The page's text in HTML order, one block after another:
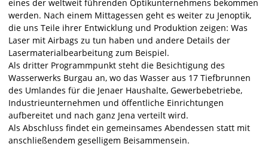
eines der weltweit führenden Optikunternehmens bekommen
werden. Nach einem Mittagessen geht es weiter zu Jenoptik,
die uns Teile ihrer Entwicklung und Produktion zeigen: Was
Laser mit Airbags zu tun haben und andere Details der
Lasermaterialbearbeitung zum Beispiel.
Als dritter Programmpunkt steht die Besichtigung des
Wasserwerks Burgau an, wo das Wasser aus 17 Tiefbrunnen
des Umlandes für die Jenaer Haushalte, Gewerbebetriebe,
Industrieunternehmen und öffentliche Einrichtungen
aufbereitet und nach ganz Jena verteilt wird.
Als Abschluss findet ein gemeinsames Abendessen statt mit
anschließendem geselligem Beisammensein.